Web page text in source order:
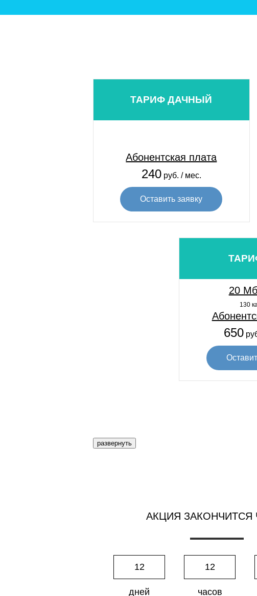
ТАРИФ ДАЧНЫЙ
Абонентская плата
240руб. / мес.
Оставить заявку
20
130
650
развернуть
АКЦИЯ ЗАКОНЧИТСЯ
12
дней
12
часов